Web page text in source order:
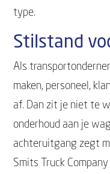
type.
Stilstand
Als
maken, personeel,
af. Dan zit je niet te
onderhoud aan je
achteruitgang zegt
Smits Truck